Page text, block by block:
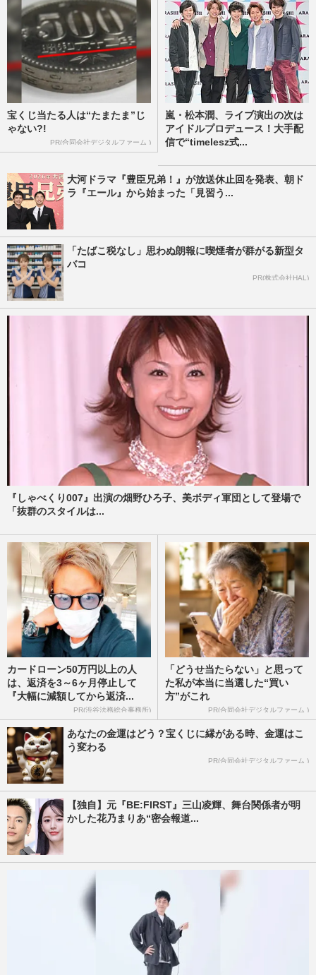
宝くじ当たる人は“たまたま”じ
ゃない?!
PR(合同会社デジタルファーム )
嵐・松本潤、ライブ演出の次は
アイドルプロデュース！大手配
信で“timelesz式...
大河ドラマ『豊臣兄弟！』が放送休止回を発表、朝ド
ラ『エール』から始まった「見習う...
「たばこ税なし」思わぬ朗報に喫煙者が群がる新型タ
バコ
PR(株式会社HAL)
『しゃべくり007』出演の畑野ひろ子、美ボディ軍団として登場で
「抜群のスタイルは...
カードローン50万円以上の人
は、返済を3～6ヶ月停止して
『大幅に減額してから返済...
PR(渋谷法務総合事務所)
「どうせ当たらない」と思って
た私が本当に当選した“買い
方”がこれ
PR(合同会社デジタルファーム )
あなたの金運はどう？宝くじに縁がある時、金運はこ
う変わる
PR(合同会社デジタルファーム )
【独自】元『BE:FIRST』三山凌輝、舞台関係者が明
かした花乃まりあ“密会報道...